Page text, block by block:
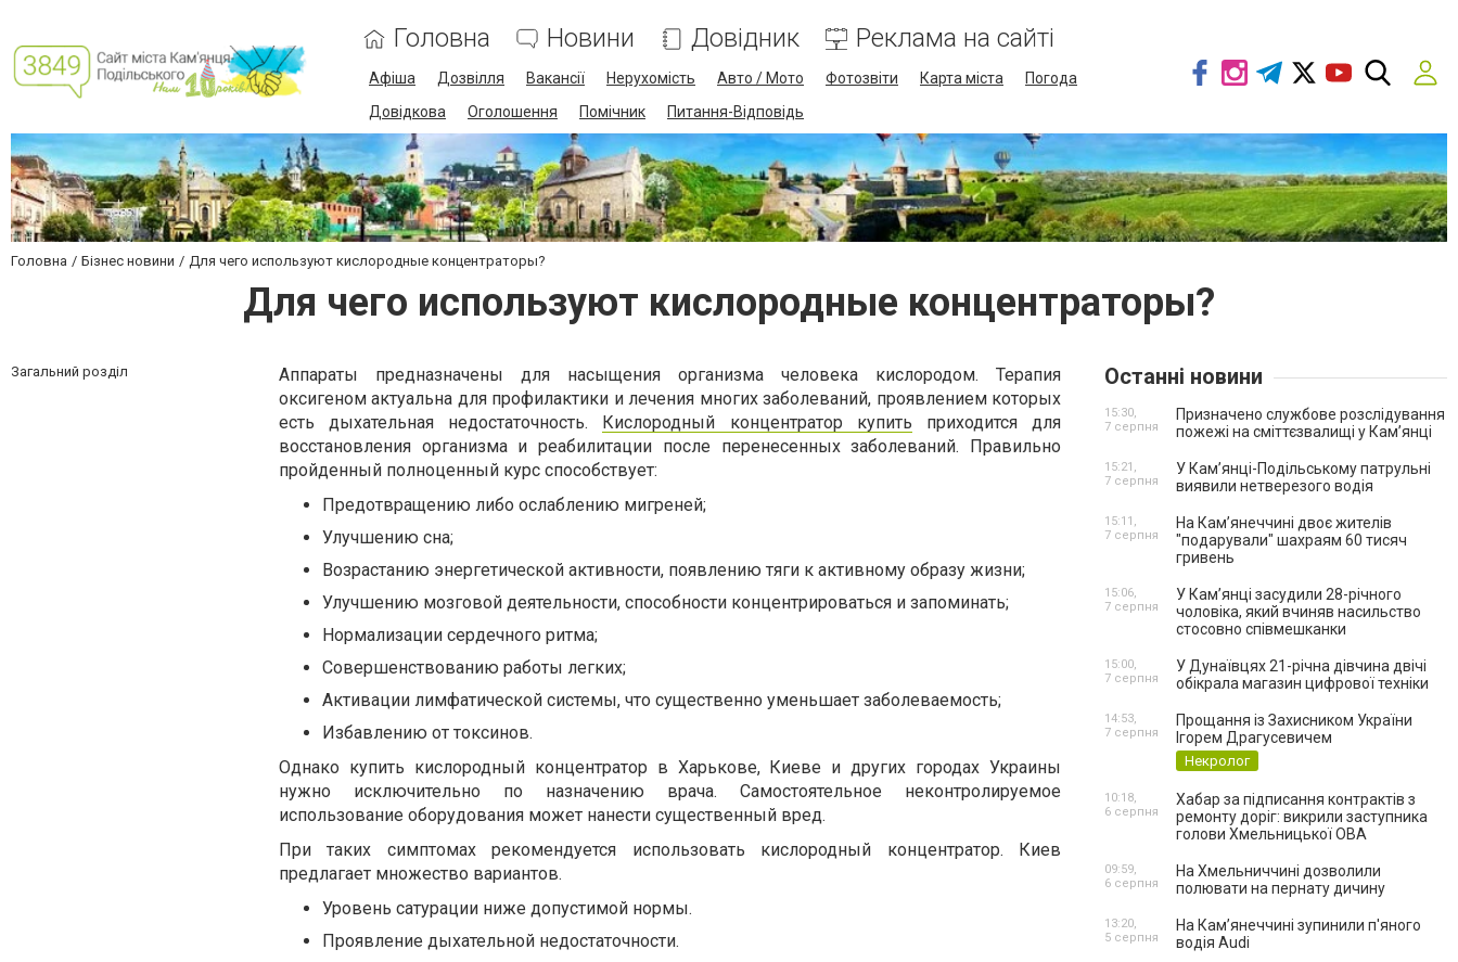
Головна Новини Довідник Реклама на сайті
Афіша Дозвілля Вакансії Нерухомість Авто / Мото Фотозвіти Карта міста
Погода
Довідкова
Оголошення Помічник Питання-Відповідь
Головна Бізнес новини Для чего используют кислородные концентраторы?
Для чего используют кислородные концентраторы?
Загальний розділ
Аппараты предназначены для насыщения организма человека кислородом. Терапия
оксигеном актуальна для профилактики и лечения многих заболеваний, проявлением которых
есть дыхательная недостаточность. Кислородный концентратор купить приходится для
восстановления организма и реабилитации после перенесенных заболеваний. Правильно
пройденный полноценный курс способствует:
Предотвращению либо ослаблению мигреней;
Улучшению сна;
Возрастанию энергетической активности, появлению тяги к активному образу жизни;
Улучшению мозговой деятельности, способности концентрироваться и запоминать;
Нормализации сердечного ритма;
Совершенствованию работы легких;
Активации лимфатической системы, что существенно уменьшает заболеваемость;
Избавлению от токсинов.
Однако купить кислородный концентратор в Харькове, Киеве и других городах Украины
нужно исключительно по назначению врача. Самостоятельное неконтролируемое
использование оборудования может нанести существенный вред.
При таких симптомах рекомендуется использовать кислородный концентратор. Киев
предлагает множество вариантов.
Уровень сатурации ниже допустимой нормы.
Проявление дыхательной недостаточности.
Останні новини
Призначено службове розслідування
пожежі на сміттєзвалищі у Кам’янці
15:30,
7 серпня
У Кам’янці-Подільському патрульні
виявили нетверезого водія
15:21,
7 серпня
На Камʼянеччині двоє жителів
"подарували" шахраям 60 тисяч
гривень
15:11,
7 серпня
У Камʼянці засудили 28-річного
чоловіка, який вчиняв насильство
стосовно співмешканки
15:06,
7 серпня
У Дунаївцях 21-річна дівчина двічі
обікрала магазин цифрової техніки
15:00,
7 серпня
Прощання із Захисником України
Ігорем Драгусевичем
Некролог
14:53,
7 серпня
Хабар за підписання контрактів з
ремонту доріг: викрили заступника
голови Хмельницької ОВА
10:18,
6 серпня
На Хмельниччині дозволили
полювати на пернату дичину
09:59,
6 серпня
На Камʼянеччині зупинили п'яного
водія Audi
13:20,
5 серпня